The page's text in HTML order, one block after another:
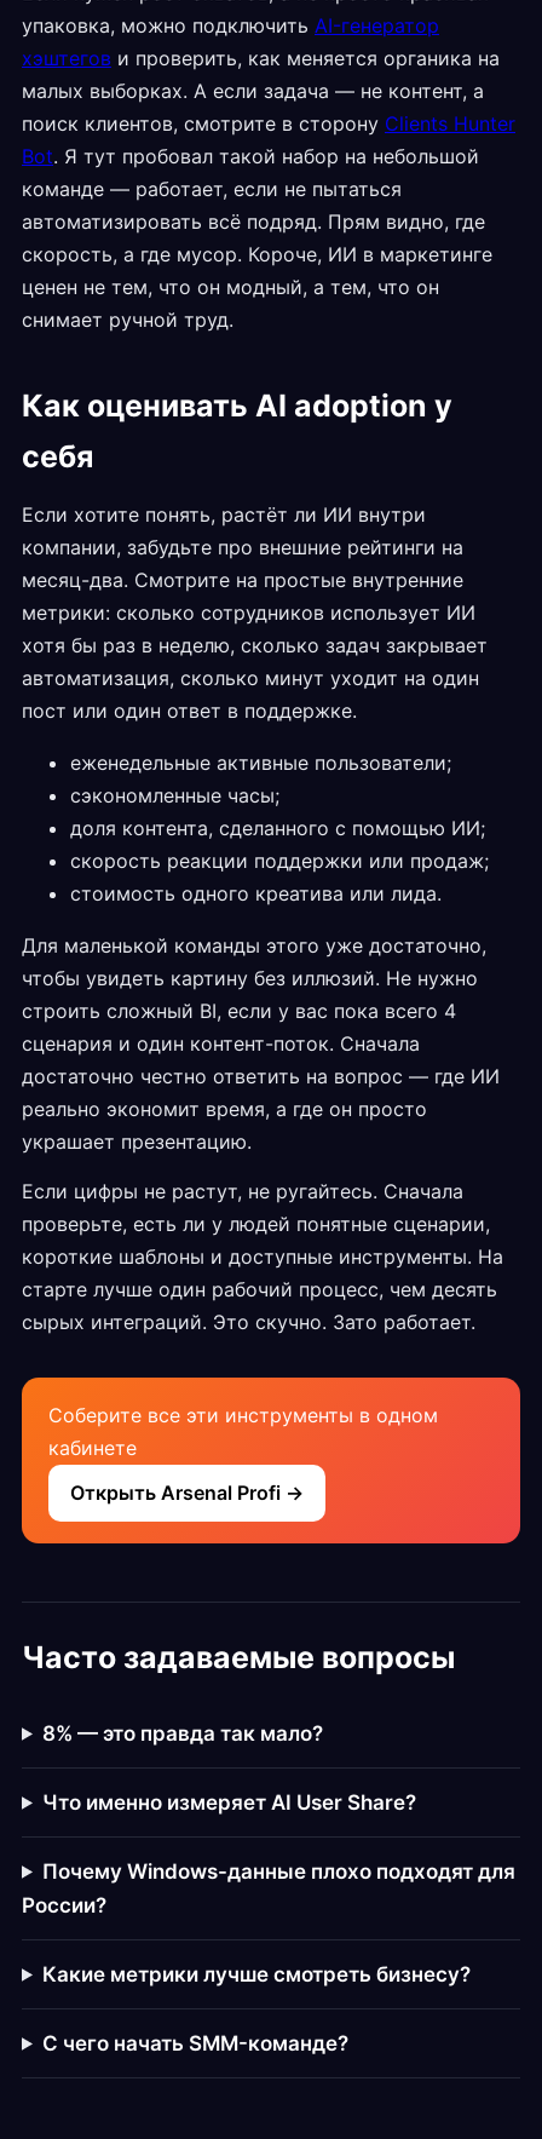
упаковка, можно подключить AI-генератор
хэштегов и проверить, как меняется органика на
малых выборках. А если задача — не контент, а
поиск клиентов, смотрите в сторону Clients Hunter
Bot. Я тут пробовал такой набор на небольшой
команде — работает, если не пытаться
автоматизировать всё подряд. Прям видно, где
скорость, а где мусор. Короче, ИИ в маркетинге
ценен не тем, что он модный, а тем, что он
снимает ручной труд.
Как оценивать AI adoption у
себя
Если хотите понять, растёт ли ИИ внутри
компании, забудьте про внешние рейтинги на
месяц-два. Смотрите на простые внутренние
метрики: сколько сотрудников использует ИИ
хотя бы раз в неделю, сколько задач закрывает
автоматизация, сколько минут уходит на один
пост или один ответ в поддержке.
еженедельные активные пользователи;
сэкономленные часы;
доля контента, сделанного с помощью ИИ;
скорость реакции поддержки или продаж;
стоимость одного креатива или лида.
Для маленькой команды этого уже достаточно,
чтобы увидеть картину без иллюзий. Не нужно
строить сложный BI, если у вас пока всего 4
сценария и один контент-поток. Сначала
достаточно честно ответить на вопрос — где ИИ
реально экономит время, а где он просто
украшает презентацию.
Если цифры не растут, не ругайтесь. Сначала
проверьте, есть ли у людей понятные сценарии,
короткие шаблоны и доступные инструменты. На
старте лучше один рабочий процесс, чем десять
сырых интеграций. Это скучно. Зато работает.
Соберите все эти инструменты в одном
кабинете
Открыть Arsenal Profi →
Часто задаваемые вопросы
8% — это правда так мало?
Что именно измеряет AI User Share?
Почему Windows-данные плохо подходят для
России?
Какие метрики лучше смотреть бизнесу?
С чего начать SMM-команде?